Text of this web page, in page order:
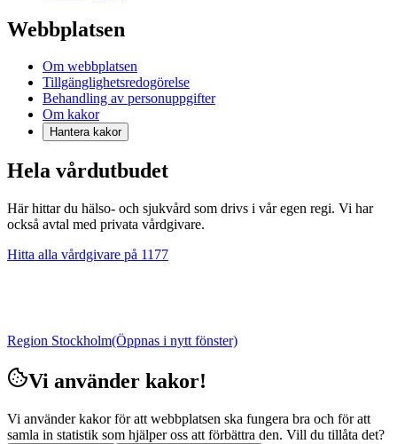
Webbplatsen
Om webbplatsen
Tillgänglighetsredogörelse
Behandling av personuppgifter
Om kakor
Hantera kakor
Hela vårdutbudet
Här hittar du hälso- och sjukvård som drivs i vår egen regi. Vi har
också avtal med privata vårdgivare.
Hitta alla vårdgivare på 1177
Region Stockholm(Öppnas i nytt fönster)
Vi använder kakor!
Vi använder kakor för att webbplatsen ska fungera bra och för att
samla in statistik som hjälper oss att förbättra den. Vill du tillåta det?